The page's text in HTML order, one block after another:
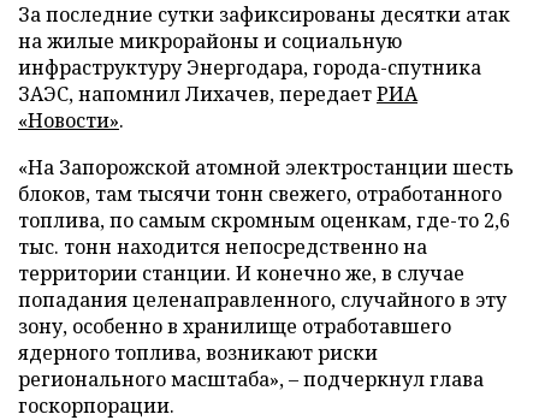
За последние сутки зафиксированы десятки атак
на жилые микрорайоны и социальную
инфраструктуру Энергодара, города-спутника
ЗАЭС, напомнил Лихачев, передаетРИА
«Новости».
«На Запорожской атомной электростанции шесть
блоков, там тысячи тонн свежего, отработанного
топлива, по самым скромным оценкам, где-то 2,6
тыс. тонн находится непосредственно на
территории станции. И конечно же, в случае
попадания целенаправленного, случайного в эту
зону, особенно в хранилище отработавшего
ядерного топлива, возникают риски
регионального масштаба», – подчеркнул глава
госкорпорации.